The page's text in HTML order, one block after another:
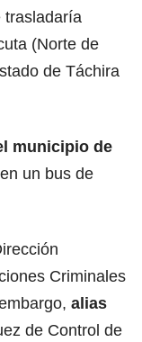
trasladaría
(Norte de
de Táchira
municipio de
un bus de
Criminales
alias
de Control de